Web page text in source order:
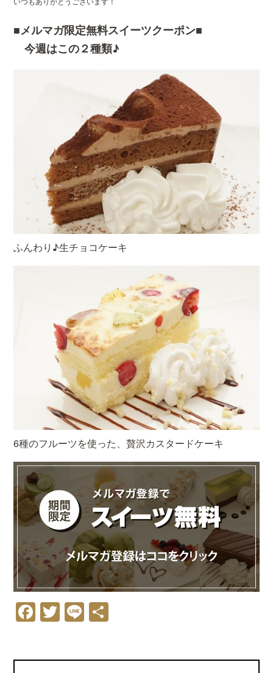
■メルマガ限定無料スイーツクーポン■
今週はこの２種類♪
ふんわり♪生チョコケーキ
6種のフルーツを使った、贅沢カスタードケーキ
Facebook
Twitter
Line